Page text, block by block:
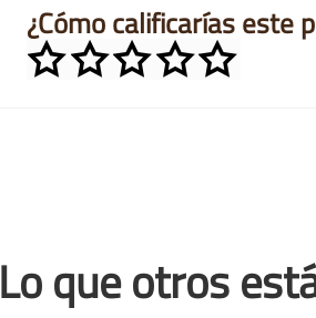
¿Cómo calificarías este
Lo que otros